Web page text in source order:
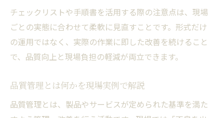
チェックリストや手順書を活用する際の注意点は、現場
ごとの実態に合わせて柔軟に見直すことです。形式だけ
の運用ではなく、実際の作業に即した改善を続けること
で、品質向上と現場負担の軽減が両立できます。
品質管理とは何かを現場実例で解説
品質管理とは、製品やサービスが定められた基準を満た